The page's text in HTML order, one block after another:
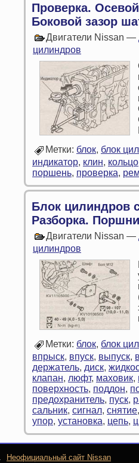
Проверка.
Боковой зазор
Двигатели Nissan —
цилиндров
Метки: блок, блок
индикатор, клин, кольцо
поршень, проверка,
Блок цилиндров
Разборка.
Двигатели Nissan —
цилиндров
Метки: блок, блок
впрыск, впуск, выпуск,
держатель, диск,
клапан, люфт, маховик,
поверхность, поддон,
предохранитель, пуск,
сальник, сигнал, снятие
упор, установка, цепь,
Неофициальный сайт Nissan